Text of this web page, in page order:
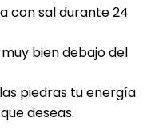
con sal durante 24
bien debajo del
piedras tu energía
deseas.